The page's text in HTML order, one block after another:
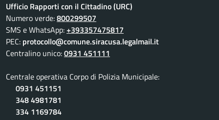
Ufficio Rapporti con il Cittadino (URC)
Numero verde:800299507
SMS e WhatsApp:+393357475817
PEC: protocollo@comune.siracusa.legalmail.it
Centralino unico:0931 451111
Centrale operativa Corpo di Polizia Municipale:
0931 451151
348 4981781
334 1169784